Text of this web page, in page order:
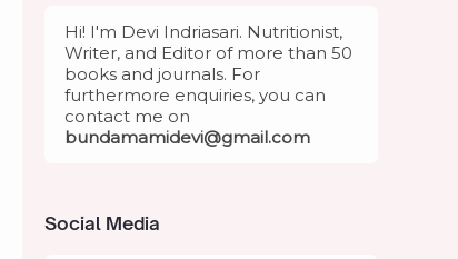
Hi! I'm Devi Indriasari. Nutritionist,
Writer, and Editor of more than 50
books and journals. For
furthermore enquiries, you can
contact me on
bundamamidevi@gmail.com
Social Media